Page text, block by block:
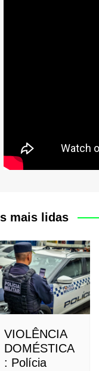
mais lidas
VIOLÊNCIA
DOMÉSTICA
: Polícia